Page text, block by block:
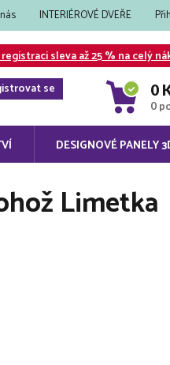
INTERIÉROVÉ DVEŘE
sleva až 25 % na celý
se
0
0
DESIGNOVÉ PANELY
Limetka